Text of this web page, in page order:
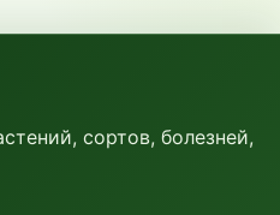
сортов, болезней,